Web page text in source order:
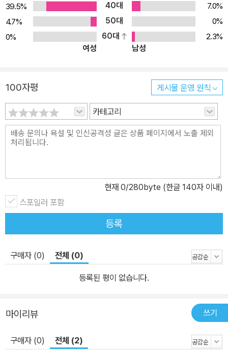
령들의 노래는 앞면에서는 채소의 특징을 노래하고, 뒷면에 채소가
등장하는 구성으로 수수께끼를 맞히듯 어떤 채소일지 유추해 볼 수
있도록 합니다. 또한 리듬감 있는 노랫말을 따라 부르며 채소의 특징
을 익힐 수 있어 채소에 대한 거부감을 자연스럽게 줄여 줍니다. 저자
통해 재미를 더한 이 책에는 일본에서 요리 창작 그룹으로 활동하는
저자 Goma의 카레 레시피가 수록되어 있습니다. 보기만 해도 입맛
을 다시게 되는 유령 카레 빵, 토마토 카레, 과일 카레, 블랑망제를 직
접 만들어 보세요. 책 속 요리를 맛보는 특별한 체험을 할 수 있습니
다. 맛도, 영양도, 생김새도 으뜸인 채소들이 듬뿍 들어간 카레를 함께
맛보며 우리 아이들의 삶을 건강하게 가꿔 주세요.
39.5%
40대
7.0%
4.7%
50대
0%
0%
60대
2.3%
여성
남성
100자평 게시물 운영 원칙
카테고리
현재 0/280byte (한글 140자 이내)
스포일러 포함
등록
구매자 (0) 전체 (0)
등록된 평이 없습니다.
마이리뷰 쓰기
구매자 (0) 전체 (2)